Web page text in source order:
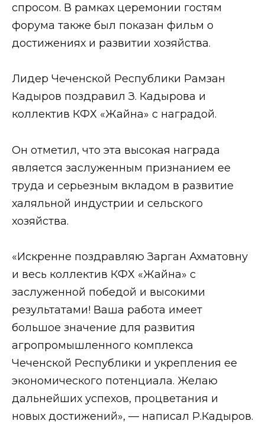
спросом. В рамках церемонии гостям
форума также был показан фильм о
достижениях и развитии хозяйства.
Лидер Чеченской Республики Рамзан
Кадыров поздравил З. Кадырова и
коллектив КФХ «Жайна» с наградой.
Он отметил, что эта высокая награда
является заслуженным признанием ее
труда и серьезным вкладом в развитие
халяльной индустрии и сельского
хозяйства.
«Искренне поздравляю Зарган Ахматовну
и весь коллектив КФХ «Жайна» с
заслуженной победой и высокими
результатами! Ваша работа имеет
большое значение для развития
агропромышленного комплекса
Чеченской Республики и укрепления ее
экономического потенциала. Желаю
дальнейших успехов, процветания и
новых достижений», — написал Р.Кадыров.